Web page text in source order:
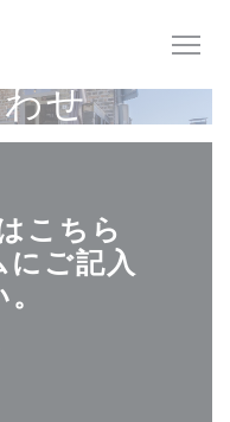
せ
こちら
にご記入